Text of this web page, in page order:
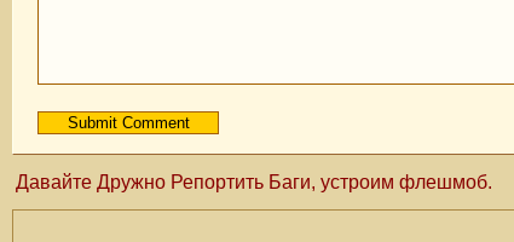
Давайте Дружно Репортить Баги, устроим флешмоб.